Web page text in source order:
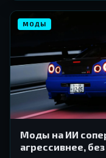
МОДЫ
Моды на ИИ
агрессивнее,